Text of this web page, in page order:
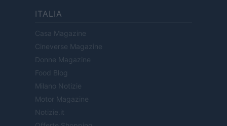
ITALIA
Casa Magazine
Cineverse Magazine
Donne Magazine
Food Blog
Milano Notizie
Motor Magazine
Notizie.it